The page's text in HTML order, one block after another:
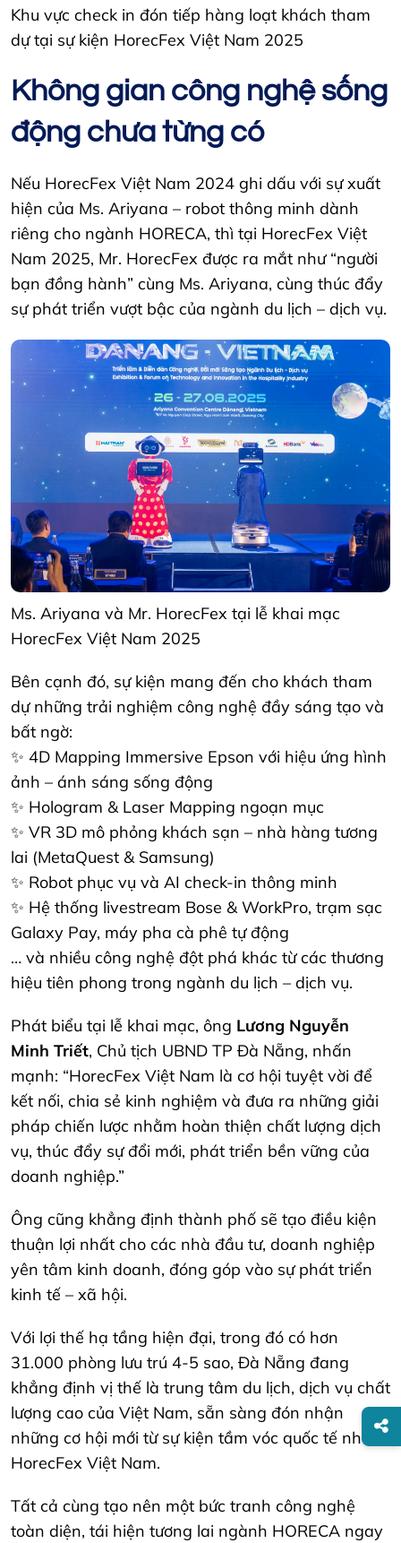
Khu vực check in đón tiếp hàng loạt khách tham
dự tại sự kiện HorecFex Việt Nam 2025
Không gian công nghệ sống
động chưa từng có
Nếu HorecFex Việt Nam 2024 ghi dấu với sự xuất
hiện của Ms. Ariyana – robot thông minh dành
riêng cho ngành HORECA, thì tại HorecFex Việt
Nam 2025, Mr. HorecFex được ra mắt như “người
bạn đồng hành” cùng Ms. Ariyana, cùng thúc đẩy
sự phát triển vượt bậc của ngành du lịch – dịch vụ.
Ms. Ariyana và Mr. HorecFex tại lễ khai mạc
HorecFex Việt Nam 2025
Bên cạnh đó, sự kiện mang đến cho khách tham
dự những trải nghiệm công nghệ đầy sáng tạo và
bất ngờ:
✨ 4D Mapping Immersive Epson với hiệu ứng hình
ảnh – ánh sáng sống động
✨ Hologram & Laser Mapping ngoạn mục
✨ VR 3D mô phỏng khách sạn – nhà hàng tương
lai (MetaQuest & Samsung)
✨ Robot phục vụ và AI check-in thông minh
✨ Hệ thống livestream Bose & WorkPro, trạm sạc
Galaxy Pay, máy pha cà phê tự động
… và nhiều công nghệ đột phá khác từ các thương
hiệu tiên phong trong ngành du lịch – dịch vụ.
Phát biểu tại lễ khai mạc, ông Lương Nguyễn
Minh Triết, Chủ tịch UBND TP Đà Nẵng, nhấn
mạnh: “HorecFex Việt Nam là cơ hội tuyệt vời để
kết nối, chia sẻ kinh nghiệm và đưa ra những giải
pháp chiến lược nhằm hoàn thiện chất lượng dịch
vụ, thúc đẩy sự đổi mới, phát triển bền vững của
doanh nghiệp.”
Ông cũng khẳng định thành phố sẽ tạo điều kiện
thuận lợi nhất cho các nhà đầu tư, doanh nghiệp
yên tâm kinh doanh, đóng góp vào sự phát triển
kinh tế – xã hội.
Với lợi thế hạ tầng hiện đại, trong đó có hơn
31.000 phòng lưu trú 4-5 sao, Đà Nẵng đang
khẳng định vị thế là trung tâm du lịch, dịch vụ chất
lượng cao của Việt Nam, sẵn sàng đón nhận
những cơ hội mới từ sự kiện tầm vóc quốc tế như
HorecFex Việt Nam.
Tất cả cùng tạo nên một bức tranh công nghệ
toàn diện, tái hiện tương lai ngành HORECA ngay